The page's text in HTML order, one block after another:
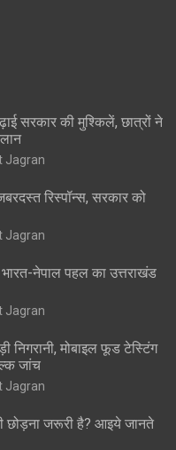
सरकार की मुश्किलें, छात्रों ने
Jagran
रिस्पॉन्स, सरकार को
Jagran
नेपाल पहल का उत्तराखंड
Jagran
निगरानी, मोबाइल फूड टेस्टिंग
जांच
Jagran
छोड़ना जरूरी है? आइये जानते